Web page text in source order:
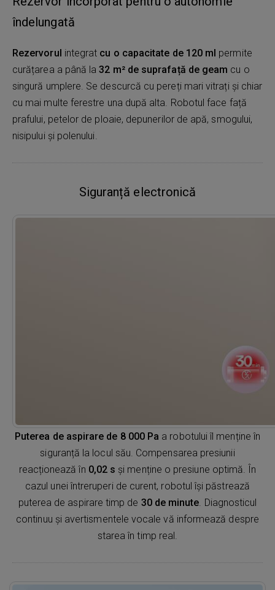
îndelungată
Rezervorul integrat cu o capacitate de 120 ml permite
curățarea a până la32 m² de suprafață de geam cu o
singură umplere. Se descurcă cu pereți mari vitrați și chiar
cu mai multe ferestre una după alta. Robotul face față
prafului, petelor de ploaie, depunerilor de apă, smogului,
nisipului și polenului.
Siguranță electronică
Puterea de aspirare de 8 000 Pa a robotului îl menține în
siguranță la locul său. Compensarea presiunii
reacționează în 0,02 s și menține o presiune optimă. În
cazul unei întreruperi de curent, robotul își păstrează
puterea de aspirare timp de 30 de minute. Diagnosticul
continuu și avertismentele vocale vă informează despre
starea în timp real.